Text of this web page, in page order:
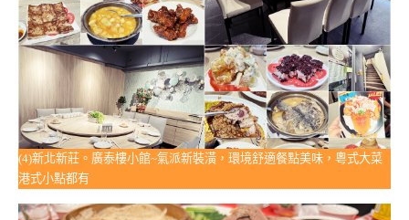
(4)新北新莊。廣泰樓小館~氣派新裝潢，環境舒適餐點美味，粵式大菜
港式小點都有